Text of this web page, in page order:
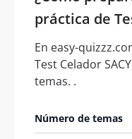
práctica de
En easy-
Test Celador
temas. .
Número de temas